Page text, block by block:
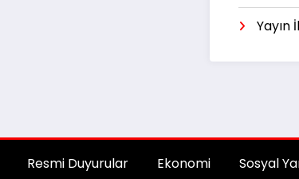
Yayın
Resmi Duyurular Ekonomi Sosyal